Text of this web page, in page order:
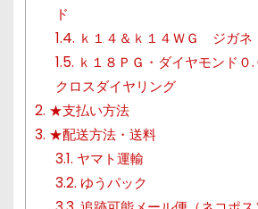
ド
1.4. ｋ１４＆ｋ１４ＷＧ ジガ
1.5. ｋ１８ＰＧ・ダイヤモンド
クロスダイヤリング
2. ★支払い方法
3. ★配送方法・送料
3.1. ヤマト運輸
3.2. ゆうパック